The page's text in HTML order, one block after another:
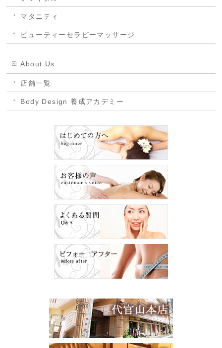
マタニティ
ビューティーセラピーマッサージ
About Us
店舗一覧
Body Design 養成アカデミー